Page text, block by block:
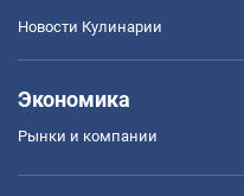
Новости Кулинарии
Экономика
Рынки и компании